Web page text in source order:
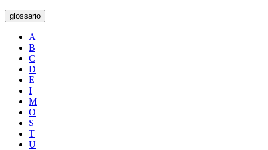
glossario
A
B
C
D
E
I
M
O
S
T
U